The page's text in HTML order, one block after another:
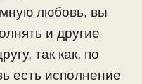
любовь, вы
и другие
так как, по
есть исполнение